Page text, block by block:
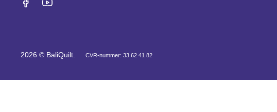
2026 © BaliQuilt. CVR-nummer: 33 62 41 82